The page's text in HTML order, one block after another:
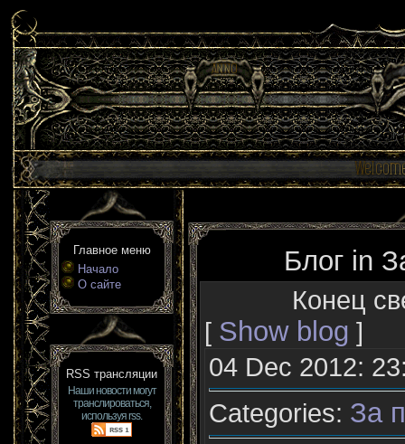
Главное меню
Начало
О сайте
RSS трансляции
Наши новости могут
транслироваться,
используя rss.
Блог in
Конец
[ Show blog ]
04 Dec 2012:
Categories: За